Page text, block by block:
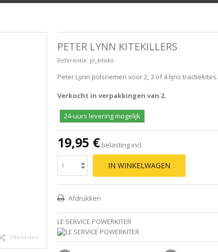
Uitbreiden
PETER LYNN KITEKILLERS
Referentie: pl_kitekil
Peter Lynn polsriemen voor 2, 3 of 4 lijns tractiekites.
Verkocht in verpakkingen van 2.
24-uurs levering mogelijk
19,95 € belasting incl.
IN WINKELWAGEN
Afdrukken
LE SERVICE POWERKITER